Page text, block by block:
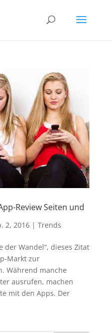
Review Seiten und
2, 2016| Trends
der Wandel“, dieses Zitat
Markt zur
Während manche
ausrufen, machen
mit den Apps. Der